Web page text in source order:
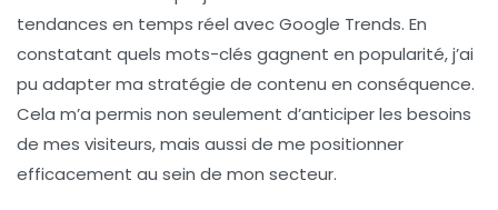
tendances en temps réel avecGoogle Trends. En
constatant quels mots-clés gagnent en popularité, j’ai
pu adapter ma stratégie de contenu en conséquence.
Cela m’a permis non seulement d’anticiper les besoins
de mes visiteurs, mais aussi de me positionner
efficacement au sein de mon secteur.